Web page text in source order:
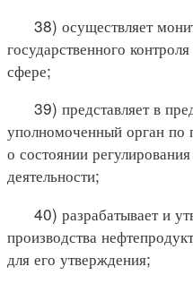
38) осуществляет
государственного
сфере;
39) представляет в
уполномоченный орган по
о состоянии
деятельности;
40) разрабатывает и
производства
для его утверждения;